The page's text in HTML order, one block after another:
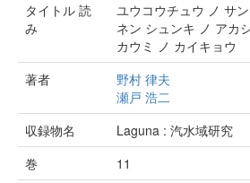
タイトル 読
み
ユウコウチュウ ノ サ
ネン シュンキ ノ アカ
カウミ ノ カイキョウ
著者
野村 律夫
瀬戸 浩二
収録物名
Laguna : 汽水域研究
巻
11